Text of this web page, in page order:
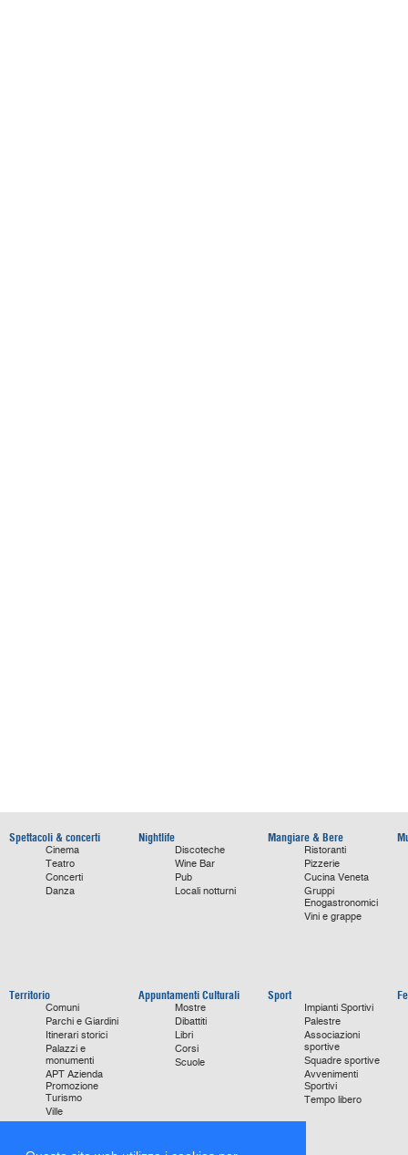
Spettacoli & concerti
Cinema
Teatro
Concerti
Danza
Nightlife
Discoteche
Wine Bar
Pub
Locali notturni
Mangiare & Bere
Ristoranti
Pizzerie
Cucina Veneta
Gruppi
Enogastronomici
Vini e grappe
Territorio
Comuni
Parchi e Giardini
Itinerari storici
Palazzi e
monumenti
APT Azienda
Promozione
Turismo
Ville
Chiese
Storie di Successo
Appuntamenti Culturali
Mostre
Dibattiti
Libri
Corsi
Scuole
Sport
Impianti Sportivi
Palestre
Associazioni
sportive
Squadre sportive
Avvenimenti
Sportivi
Tempo libero